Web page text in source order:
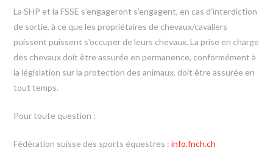
La SHP et la FSSE s'engageront s'engagent, en cas d'interdiction
de sortie, à ce que les propriétaires de chevaux/cavaliers
puissent puissent s'occuper de leurs chevaux. La prise en charge
des chevaux doit être assurée en permanence, conformément à
la législation sur la protection des animaux. doit être assurée en
tout temps.
Pour toute question :
Fédération suisse des sports équestres :info.fnch.ch